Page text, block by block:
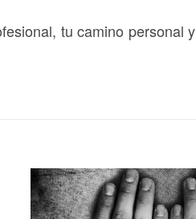
tu camino personal